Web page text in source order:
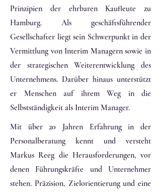
Prinzipien der ehrbaren Kaufleute zu
Hamburg. Als geschäftsführender
Gesellschafter liegt sein Schwerpunkt in der
Vermittlung von Interim Managern sowie in
der strategischen Weiterentwicklung des
Unternehmens. Darüber hinaus unterstützt
er Menschen auf ihrem Weg in die
Selbstständigkeit als Interim Manager.
Mit über 20 Jahren Erfahrung in der
Personalberatung kennt und versteht
Markus Reeg die Herausforderungen, vor
denen Führungskräfte und Unternehmer
stehen. Präzision, Zielorientierung und eine